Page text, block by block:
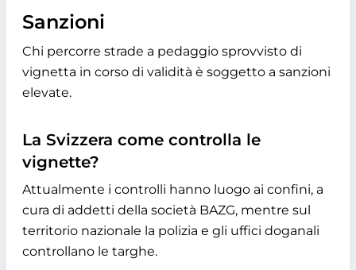
Sanzioni
Chi percorre strade a pedaggio sprovvisto di
vignetta in corso di validità è soggetto a sanzioni
elevate.
La Svizzera come controlla le
vignette?
Attualmente i controlli hanno luogo ai confini, a
cura di addetti della società BAZG, mentre sul
territorio nazionale la polizia e gli uffici doganali
controllano le targhe.